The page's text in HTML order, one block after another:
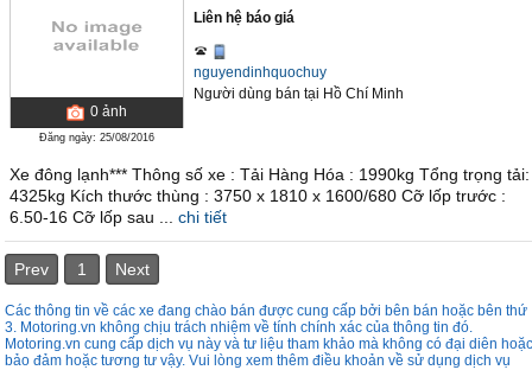
0 ảnh
Đăng ngày: 25/08/2016
Liên hệ báo giá
nguyendinhquochuy
Người dùng bán tại Hồ Chí Minh
Xe đông lạnh*** Thông số xe : Tải Hàng Hóa : 1990kg Tổng trọng tải:
4325kg Kích thước thùng : 3750 x 1810 x 1600/680 Cỡ lốp trước :
6.50-16 Cỡ lốp sau ...
chi tiết
Prev 1 Next
Các thông tin về các xe đang chào bán được cung cấp bởi bên bán hoặc bên thứ
3. Motoring.vn không chịu trách nhiệm về tính chính xác của thông tin đó.
Motoring.vn cung cấp dịch vụ này và tư liệu tham khảo mà không có đại diên hoặc
bảo đảm hoặc tương tư vậy. Vui lòng xem thêm điều khoản về sử dụng dịch vụ